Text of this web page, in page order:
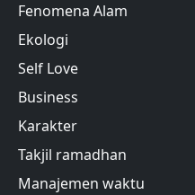
Fenomena Alam
Ekologi
Self Love
Business
Karakter
Takjil ramadhan
Manajemen waktu